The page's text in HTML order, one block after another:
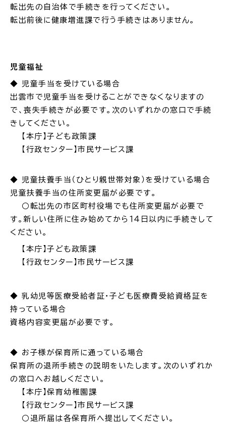
ごみ・リサイクル
各種相談窓口 担当窓口
公共施設
転出先の自治体で手続きを行ってください。
転出前後に健康増進課で行う手続きはありません。
児童福祉
◆ 児童手当を受けている場合
出雲市で児童手当を受けることができなくなりますの
で、喪失手続きが必要です。次のいずれかの窓口で手続
きしてください。
【本庁】子ども政策課
【行政センター】市民サービス課
◆ 児童扶養手当（ひとり親世帯対象）を受けている場合
児童扶養手当の住所変更届が必要です。
○転出先の市区町村役場でも住所変更届が必要で
す。新しい住所に住み始めてから１４日以内に手続きして
ください。
【本庁】子ども政策課
【行政センター】市民サービス課
◆ 乳幼児等医療受給者証・子ども医療費受給資格証を
持っている場合
資格内容変更届が必要です。
◆ お子様が保育所に通っている場合
保育所の退所手続きの説明をいたします。次のいずれか
の窓口へお越しください。
【本庁】保育幼稚園課
【行政センター】市民サービス課
○退所届は各保育所へ提出してください。